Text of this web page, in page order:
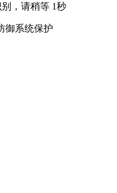
，请稍等 1秒
御系统保护